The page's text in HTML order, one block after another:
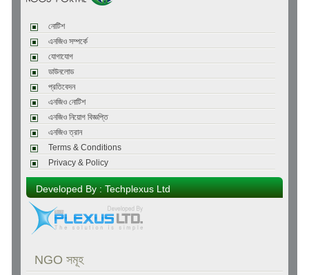
নোটিশ
এনজিও সম্পর্কে
যোগাযোগ
ডাউনলোড
প্রতিবেদন
এনজিও নোটিশ
এনজিও নিয়োগ বিজ্ঞপ্তি
এনজিও ত্রান
Terms & Conditions
Privacy & Policy
Developed By : Techplexus Ltd
NGO সমূহ